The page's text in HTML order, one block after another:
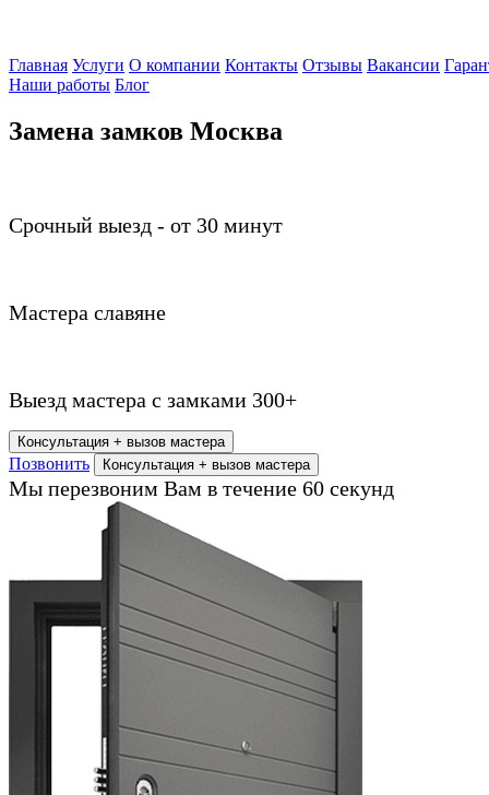
Главная Услуги О компании Контакты Отзывы Вакансии
Наши работы Блог
Замена замков Москва
Срочный выезд - от 30 минут
Мастера славяне
Выезд мастера с замками 300+
Консультация + вызов мастера
Позвонить Консультация + вызов мастера
Мы перезвоним Вам в течение 60 секунд